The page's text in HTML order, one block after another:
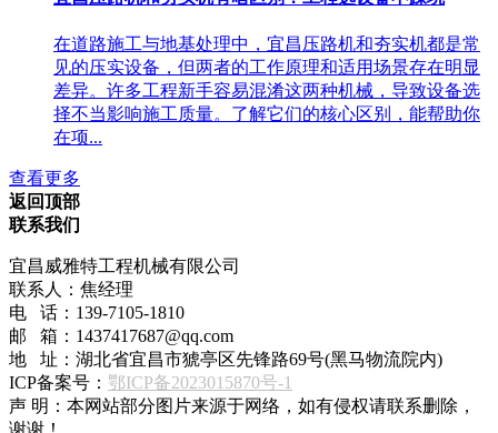
在道路施工与地基处理中，宜昌压路机和夯实机都是常
见的压实设备，但两者的工作原理和适用场景存在明显
差异。许多工程新手容易混淆这两种机械，导致设备选
择不当影响施工质量。了解它们的核心区别，能帮助你
在项...
查看更多
返回顶部
联系我们
宜昌威雅特工程机械有限公司
联系人：焦经理
电 话：139-7105-1810
邮 箱：1437417687@qq.com
地 址：湖北省宜昌市猇亭区先锋路69号(黑马物流院内)
ICP备案号： 鄂ICP备2023015870号-1
声 明：本网站部分图片来源于网络，如有侵权请联系删除，